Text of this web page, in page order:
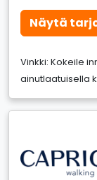
Näytä
Vinkki: Kokeile
ainutlaatuisella